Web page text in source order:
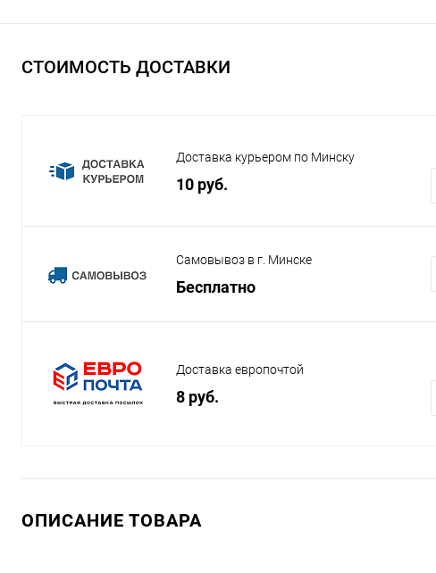
СТОИМОСТЬ ДОСТАВКИ
Доставка курьером по Минску
10 руб.
Самовывоз в г. Минске
Бесплатно
Доставка европочтой
8 руб.
ОПИСАНИЕ ТОВАРА